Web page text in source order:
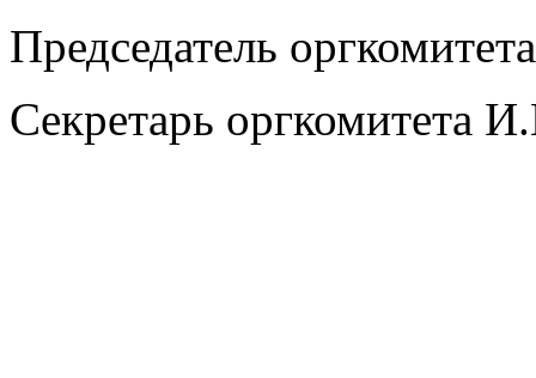
Председатель
Секретарь оргкомитета